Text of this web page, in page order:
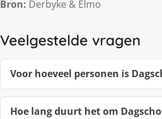
Bron: Derbyke & Elmo
Veelgestelde vragen
Voor hoeveel personen is
Hoe lang duurt het om